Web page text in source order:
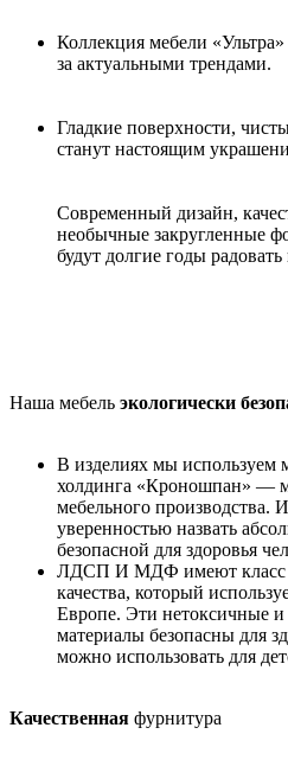
Коллекция мебели
за актуальными трендами.
Гладкие поверхности,
станут настоящим
Современный дизайн,
необычные закругленные
будут долгие годы
Наша мебель экологически
В изделиях мы используем
холдинга «Кроношпан» —
мебельного
уверенностью назвать
безопасной для здоровья
ЛДСП И МДФ имеют класс
качества, который
Европе. Эти нетоксичные и
материалы безопасны для
можно использовать для
Качественная фурнитура